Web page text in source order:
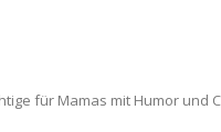
für Mamas mit Humor und